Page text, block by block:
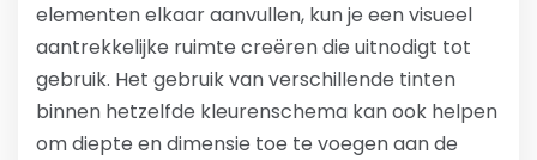
elementen elkaar aanvullen, kun je een visueel
aantrekkelijke ruimte creëren die uitnodigt tot
gebruik. Het gebruik van verschillende tinten
binnen hetzelfde kleurenschema kan ook helpen
om diepte en dimensie toe te voegen aan de